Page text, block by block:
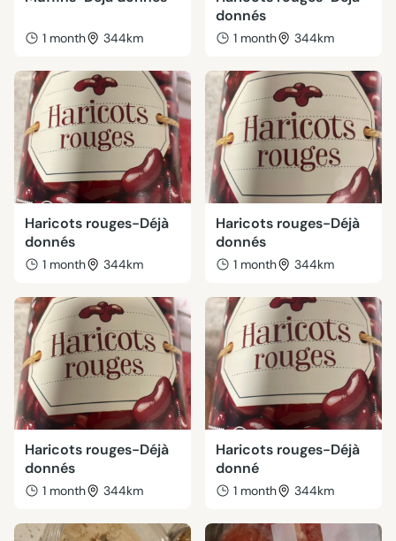
1 month 344km
donnés
1 month 344km
Haricots rouges-Déjà
donnés
1 month 344km
Haricots rouges-Déjà
donnés
1 month 344km
Haricots rouges-Déjà
donnés
1 month 344km
Haricots rouges-Déjà
donné
1 month 344km